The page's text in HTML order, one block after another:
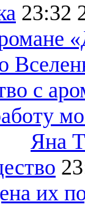
23:32
с
Яна
их